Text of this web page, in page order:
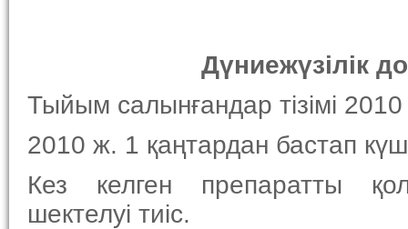
Дүниежүзілік
Тыйым салынғандар тізімі 2010
2010 ж. 1 қаңтардан бастап
Кез келген препаратты
шектелуі тиіс.